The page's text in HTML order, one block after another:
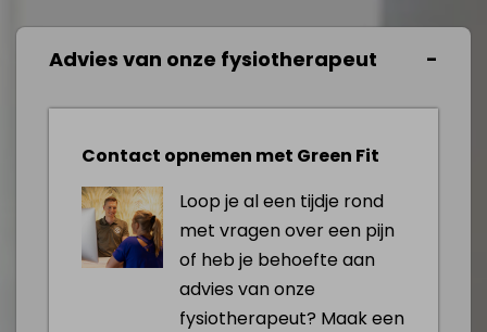
Advies van onze fysiotherapeut
Contact opnemen met Green Fit
Loop je al een tijdje rond
met vragen over een pijn
of heb je behoefte aan
advies van onze
fysiotherapeut? Maak een